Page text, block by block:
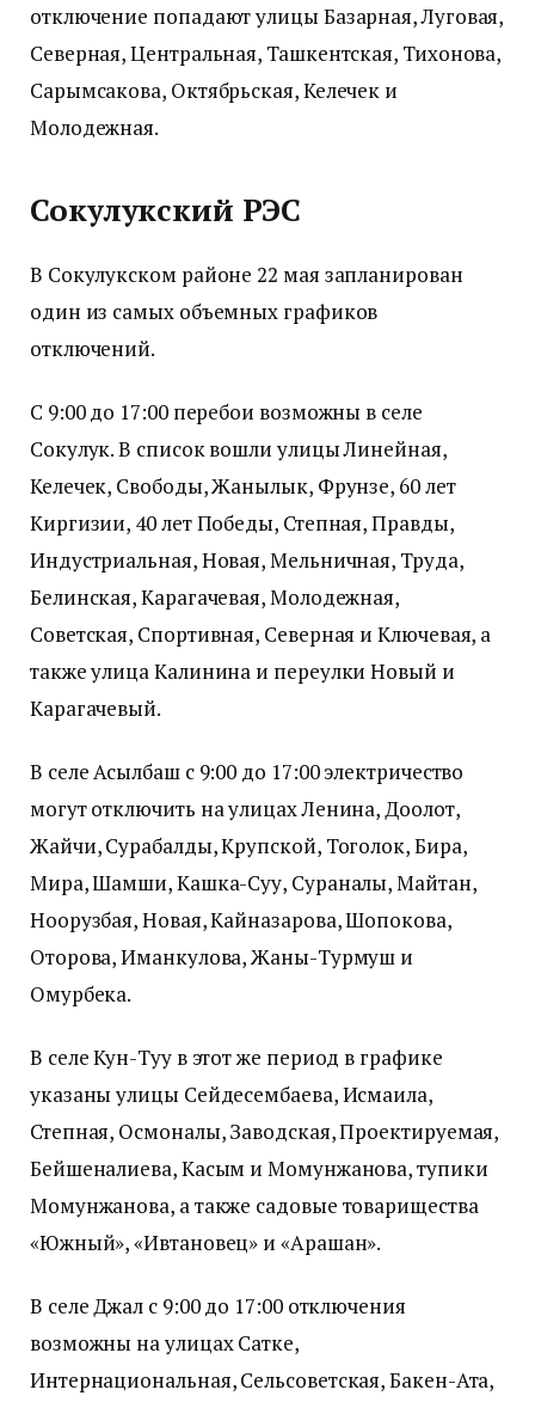
отключение попадают улицы Базарная, Луговая,
Северная, Центральная, Ташкентская, Тихонова,
Сарымсакова, Октябрьская, Келечек и
Молодежная.
Сокулукский РЭС
В Сокулукском районе 22 мая запланирован
один из самых объемных графиков
отключений.
С 9:00 до 17:00 перебои возможны в селе
Сокулук. В список вошли улицы Линейная,
Келечек, Свободы, Жанылык, Фрунзе, 60 лет
Киргизии, 40 лет Победы, Степная, Правды,
Индустриальная, Новая, Мельничная, Труда,
Белинская, Карагачевая, Молодежная,
Советская, Спортивная, Северная и Ключевая, а
также улица Калинина и переулки Новый и
Карагачевый.
В селе Асылбаш с 9:00 до 17:00 электричество
могут отключить на улицах Ленина, Доолот,
Жайчи, Сурабалды, Крупской, Тоголок, Бира,
Мира, Шамши, Кашка-Суу, Сураналы, Майтан,
Ноорузбая, Новая, Кайназарова, Шопокова,
Оторова, Иманкулова, Жаны-Турмуш и
Омурбека.
В селе Кун-Туу в этот же период в графике
указаны улицы Сейдесембаева, Исмаила,
Степная, Осмоналы, Заводская, Проектируемая,
Бейшеналиева, Касым и Момунжанова, тупики
Момунжанова, а также садовые товарищества
«Южный», «Ивтановец» и «Арашан».
В селе Джал с 9:00 до 17:00 отключения
возможны на улицах Сатке,
Интернациональная, Сельсоветская, Бакен-Ата,